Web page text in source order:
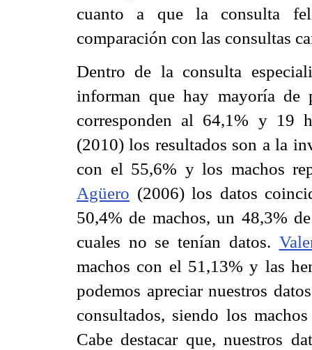
cuanto a que la consulta
comparación con las consultas
Dentro de la consulta
informan que hay mayoría de
corresponden al 64,1% y 19
(2010) los resultados son a la
con el 55,6% y los machos
Agüero (2006) los datos
50,4% de machos, un 48,3%
cuales no se tenían datos.
machos con el 51,13% y las
podemos apreciar nuestros
consultados, siendo los
Cabe destacar que, nuestros